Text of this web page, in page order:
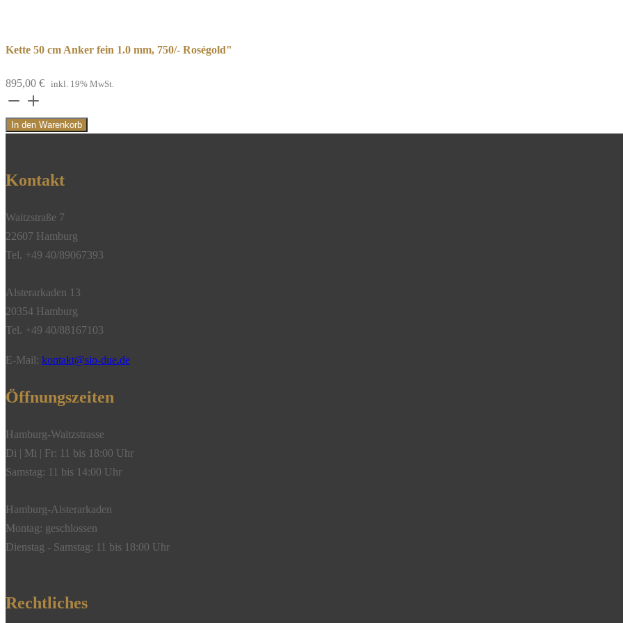
Kette 50 cm Anker fein 1.0 mm, 750/- Roségold"
895,00 € inkl. 19% MwSt.
Kette
50
fein
mm,
750/-
Roségold"
In den Warenkorb
Kontakt
Waitzstraße 7
22607 Hamburg
Tel. +49 40/89067393
Alsterarkaden 13
20354 Hamburg
Tel. +49 40/88167103
E-Mail: kontakt@sio-due.de
Öffnungszeiten
Hamburg-Waitzstrasse
Di | Mi | Fr: 11 bis 18:00 Uhr
Samstag: 11 bis 14:00 Uhr
Hamburg-Alsterarkaden
Montag: geschlossen
Dienstag - Samstag: 11 bis 18:00 Uhr
Rechtliches